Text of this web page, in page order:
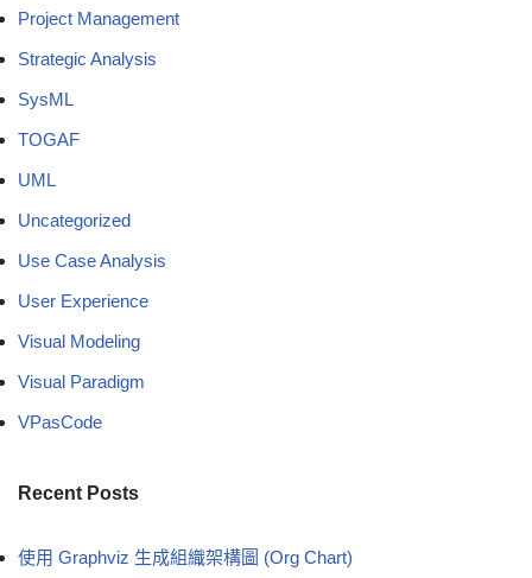
Project Management
Strategic Analysis
SysML
TOGAF
UML
Uncategorized
Use Case Analysis
User Experience
Visual Modeling
Visual Paradigm
VPasCode
Recent Posts
使用 Graphviz 生成組織架構圖 (Org Chart)